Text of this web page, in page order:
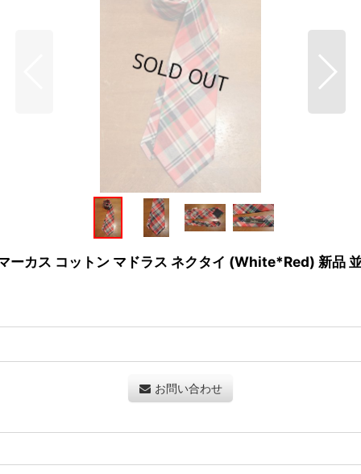
ーカス コットン マドラス ネクタイ (White*Red) 新品
お問い合わせ